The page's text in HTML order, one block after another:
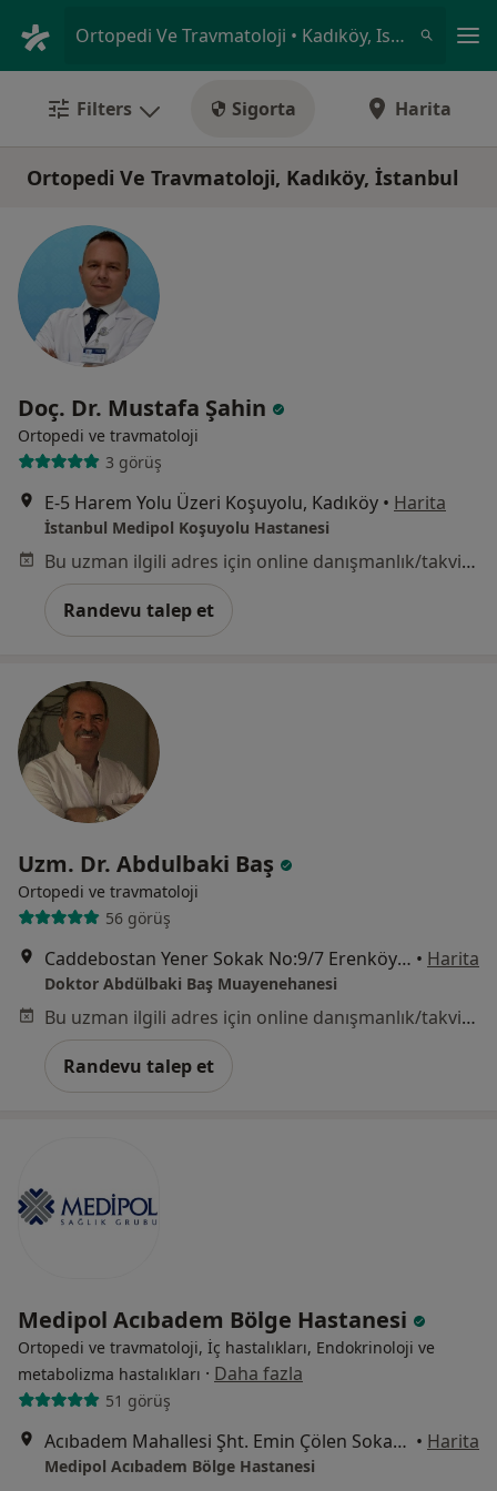
Ortopedi Ve Travmatoloji • Kadıköy, Istanbul
Filters Sigorta Harita
Ortopedi Ve Travmatoloji, Kadıköy, İstanbul
Doç. Dr. Mustafa Şahin
Ortopedi ve travmatoloji
3 görüş
E-5 Harem Yolu Üzeri Koşuyolu, Kadıköy • Harita
İstanbul Medipol Koşuyolu Hastanesi
Bu uzman ilgili adres için online danışmanlık/takvim sunmuyor.
Randevu talep et
Uzm. Dr. Abdulbaki Baş
Ortopedi ve travmatoloji
56 görüş
Caddebostan Yener Sokak No:9/7 Erenköy Kadıköy, İstanbul • Harita
Doktor Abdülbaki Baş Muayenehanesi
Bu uzman ilgili adres için online danışmanlık/takvim sunmuyor.
Randevu talep et
Medipol Acıbadem Bölge Hastanesi
Ortopedi ve travmatoloji, İç hastalıkları, Endokrinoloji ve
metabolizma hastalıkları · Daha fazla
51 görüş
Acıbadem Mahallesi Şht. Emin Çölen Sokağı No:4, Kadıköy • Harita
Medipol Acıbadem Bölge Hastanesi